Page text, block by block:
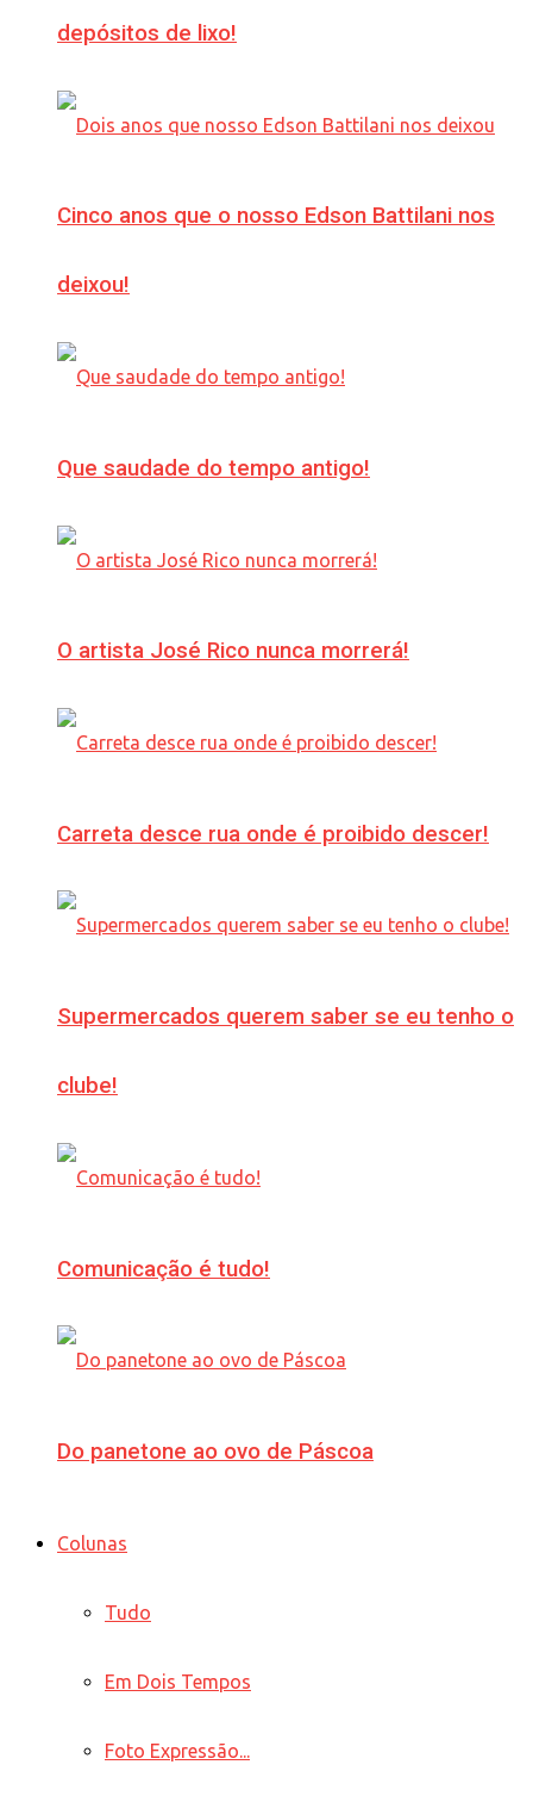
depósitos de lixo!
Cinco anos que o nosso Edson Battilani nos
deixou!
Que saudade do tempo antigo!
O artista José Rico nunca morrerá!
Carreta desce rua onde é proibido descer!
Supermercados querem saber se eu tenho o
clube!
Comunicação é tudo!
Do panetone ao ovo de Páscoa
Colunas
Tudo
Em Dois Tempos
Foto Expressão...